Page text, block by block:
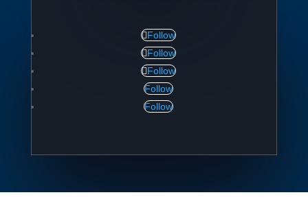
Follow
Follow
Follow
Follow
Follow